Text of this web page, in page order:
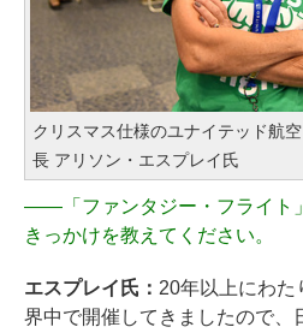
クリスマス仕様のユナイテッド航
長 アリソン・エスプレイ氏
――「ファンタジー・フライト
きっかけを教えてください。
エスプレイ氏： 20年以上にわた
界中で開催してきましたので、